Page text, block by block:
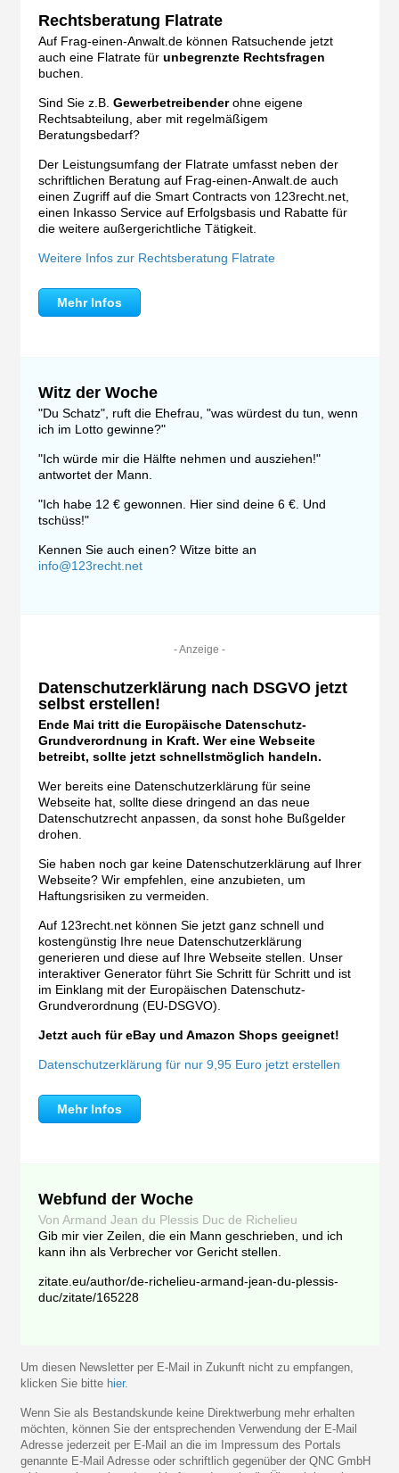
Rechtsberatung Flatrate
Auf Frag-einen-Anwalt.de können Ratsuchende jetzt
auch eine Flatrate für unbegrenzte Rechtsfragen
buchen.
Sind Sie z.B. Gewerbetreibenderohne eigene
Rechtsabteilung, aber mit regelmäßigem
Beratungsbedarf?
Der Leistungsumfang der Flatrate umfasst neben der
schriftlichen Beratung auf Frag-einen-Anwalt.de auch
einen Zugriff auf die Smart Contracts von 123recht.net,
einen Inkasso Service auf Erfolgsbasis und Rabatte für
die weitere außergerichtliche Tätigkeit.
Weitere Infos zur Rechtsberatung Flatrate
Mehr Infos
Witz der Woche
"Du Schatz", ruft die Ehefrau, "was würdest du tun, wenn
ich im Lotto gewinne?"
"Ich würde mir die Hälfte nehmen und ausziehen!"
antwortet der Mann.
"Ich habe 12 € gewonnen. Hier sind deine 6 €. Und
tschüss!"
Kennen Sie auch einen? Witze bitte an
info@123recht.net
- Anzeige -
Datenschutzerklärung nach DSGVO jetzt
selbst erstellen!
Ende Mai tritt die Europäische Datenschutz-
Grundverordnung in Kraft. Wer eine Webseite
betreibt, sollte jetzt schnellstmöglich handeln.
Wer bereits eine Datenschutzerklärung für seine
Webseite hat, sollte diese dringend an das neue
Datenschutzrecht anpassen, da sonst hohe Bußgelder
drohen.
Sie haben noch gar keine Datenschutzerklärung auf Ihrer
Webseite? Wir empfehlen, eine anzubieten, um
Haftungsrisiken zu vermeiden.
Auf 123recht.net können Sie jetzt ganz schnell und
kostengünstig Ihre neue Datenschutzerklärung
generieren und diese auf Ihre Webseite stellen. Unser
interaktiver Generator führt Sie Schritt für Schritt und ist
im Einklang mit der Europäischen Datenschutz-
Grundverordnung (EU-DSGVO).
Jetzt auch für eBay und Amazon Shops geeignet!
Datenschutzerklärung für nur 9,95 Euro jetzt erstellen
Mehr Infos
Webfund der Woche
Von Armand Jean du Plessis Duc de Richelieu
Gib mir vier Zeilen, die ein Mann geschrieben, und ich
kann ihn als Verbrecher vor Gericht stellen.
zitate.eu/author/de-richelieu-armand-jean-du-plessis-
duc/zitate/165228
Um diesen Newsletter per E-Mail in Zukunft nicht zu empfangen,
klicken Sie bitte hier.
Wenn Sie als Bestandskunde keine Direktwerbung mehr erhalten
möchten, können Sie der entsprechenden Verwendung der E-Mail
Adresse jederzeit per E-Mail an die im Impressum des Portals
genannte E-Mail Adresse oder schriftlich gegenüber der QNC GmbH